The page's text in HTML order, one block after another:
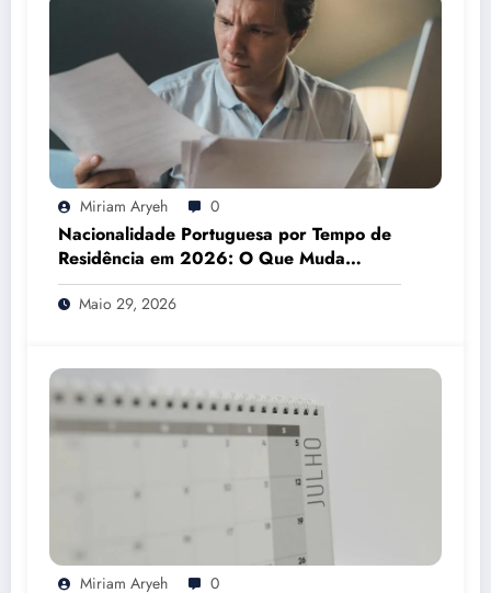
Miriam Aryeh 0
Nacionalidade Portuguesa por Tempo de
Residência em 2026: O Que Muda
Mesmo
Maio 29, 2026
Miriam Aryeh 0